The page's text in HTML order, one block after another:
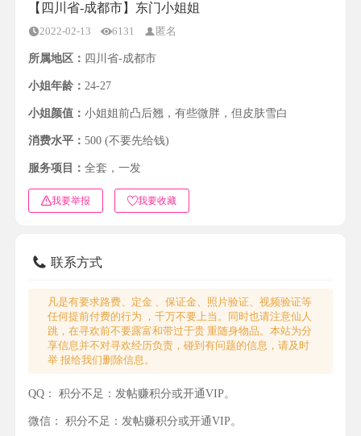
【四川省-成都市】东门小姐姐
2022-02-13 6131 匿名
所属地区： 四川省-成都市
小姐年龄： 24-27
小姐颜值： 小姐姐前凸后翘，有些微胖，但皮肤雪白
消费水平： 500 (不要先给钱)
服务项目： 全套，一发
我要举报 我要收藏
联系方式
凡是有要求路费、定金 、保证金、照片验证、视频验证等
任何提前付费的行为 ，千万不要上当。同时也请注意仙人
跳，在寻欢前不要露富和带过于贵 重随身物品。本站为分
享信息并不对寻欢经历负责，碰到有问题的信息，请及时
举 报给我们删除信息。
QQ： 积分不足：发帖赚积分或开通VIP。
微信： 积分不足：发帖赚积分或开通VIP。